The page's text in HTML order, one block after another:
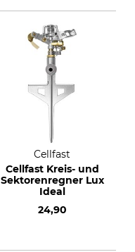
Cellfast
Cellfast Kreis- und
Sektorenregner Lux
Ideal
24,90